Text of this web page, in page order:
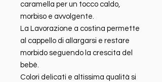
caramella per un tocco caldo,
morbiso e avvolgente.
La Lavorazione a costina permette
al cappello di allargarsi e restare
morbido seguendo la crescita del
bebè.
Colori delicati e altissima qualità si